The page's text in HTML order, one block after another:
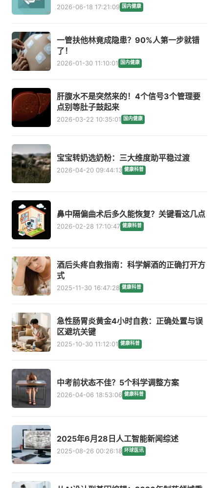
2026-06-18 17:21:09 国内健康
一管扶他林竟成隐患？90%人第一步就错
了！
2026-01-30 11:10:01 国内健康
肝腹水不是突然来的！4个信号3个管理要
点别等肚子鼓起来
2026-03-22 10:35:01 国内健康
宝宝转奶选奶粉：三大维度助平稳过渡
2026-04-20 09:44:13 健康科普
鼻中隔偏曲术后多久能恢复？关键看这几点
2026-02-28 17:10:47 健康科普
酒后头疼自救指南：科学解酒的正确打开方
式
2025-11-30 16:47:28 健康科普
急性肠胃炎黄金4小时自救：正确处置与误
区避坑关键
2025-10-30 11:12:01 健康科普
中考前状态不佳？5个科学调整方案
2026-04-06 18:53:06 健康科普
2025年6月28日人工智能新闻综述
2025-08-26 00:26:18 环球医讯